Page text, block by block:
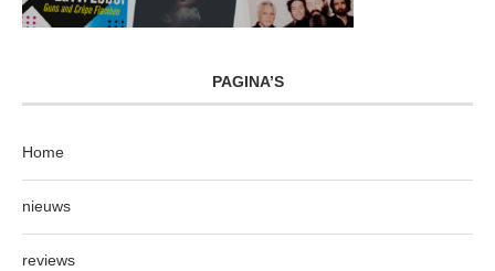
PAGINA’S
Home
nieuws
reviews